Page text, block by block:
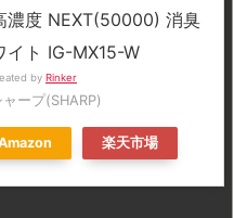
濃度 NEXT(50000) 消臭
イト IG-MX15-W
by Rinker
ャープ(SHARP)
楽天市場